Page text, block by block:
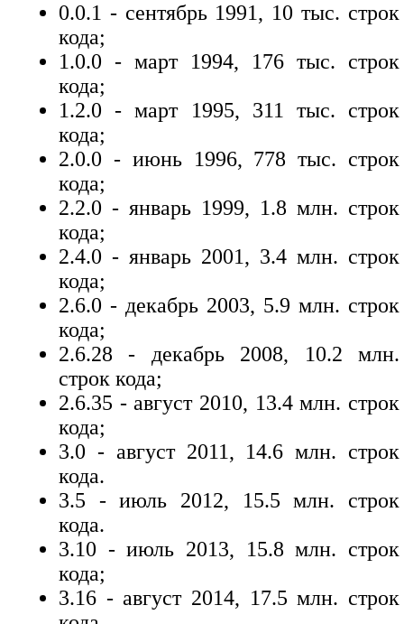
0.0.1 - сентябрь 1991, 10 тыс. строк
кода;
1.0.0 - март 1994, 176 тыс. строк
кода;
1.2.0 - март 1995, 311 тыс. строк
кода;
2.0.0 - июнь 1996, 778 тыс. строк
кода;
2.2.0 - январь 1999, 1.8 млн. строк
кода;
2.4.0 - январь 2001, 3.4 млн. строк
кода;
2.6.0 - декабрь 2003, 5.9 млн. строк
кода;
2.6.28 - декабрь 2008, 10.2 млн.
строк кода;
2.6.35 - август 2010, 13.4 млн. строк
кода;
3.0 - август 2011, 14.6 млн. строк
кода.
3.5 - июль 2012, 15.5 млн. строк
кода.
3.10 - июль 2013, 15.8 млн. строк
кода;
3.16 - август 2014, 17.5 млн. строк